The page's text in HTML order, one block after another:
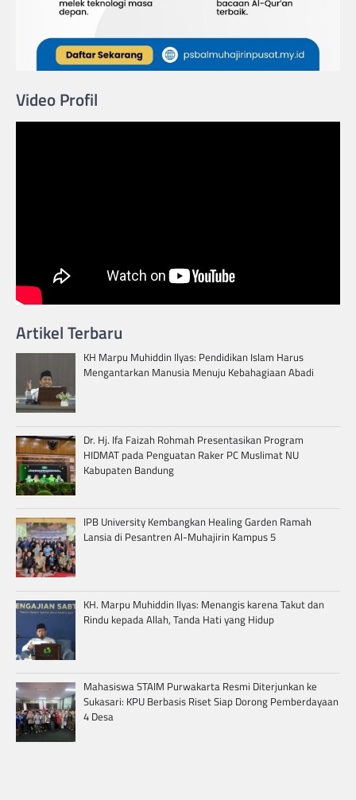
Video Profil
Artikel Terbaru
KH Marpu Muhiddin Ilyas: Pendidikan Islam Harus
Mengantarkan Manusia Menuju Kebahagiaan Abadi
Dr. Hj. Ifa Faizah Rohmah Presentasikan Program
HIDMAT pada Penguatan Raker PC Muslimat NU
Kabupaten Bandung
IPB University Kembangkan Healing Garden Ramah
Lansia di Pesantren Al-Muhajirin Kampus 5
KH. Marpu Muhiddin Ilyas: Menangis karena Takut dan
Rindu kepada Allah, Tanda Hati yang Hidup
Mahasiswa STAIM Purwakarta Resmi Diterjunkan ke
Sukasari: KPU Berbasis Riset Siap Dorong Pemberdayaan
4 Desa